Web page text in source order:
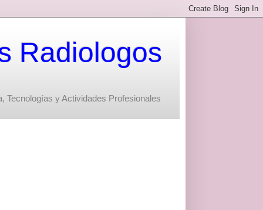
Radiologos
Tecnologías y Actividades Profesionales